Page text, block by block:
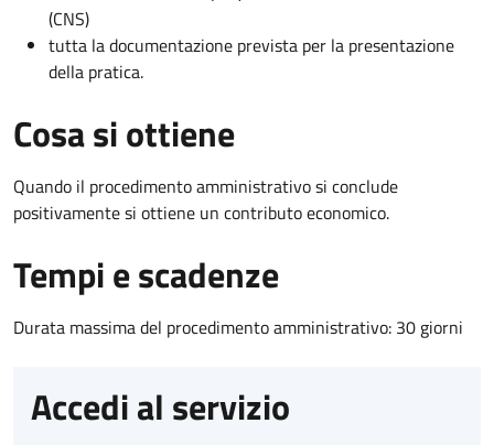
(CNS)
tutta la documentazione prevista per la presentazione
della pratica.
Cosa si ottiene
Quando il procedimento amministrativo si conclude
positivamente si ottiene un contributo economico.
Tempi e scadenze
Durata massima del procedimento amministrativo: 30 giorni
Accedi al servizio